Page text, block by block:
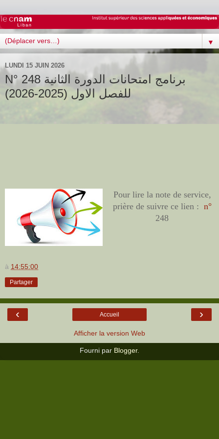
▼
LUNDI 15 JUIN 2026
N° 248 برنامج امتحانات الدورة الثانية
للفصل الاول (2025-2026)
Pour lire la note de service,
prière de suivre ce lien : n°
248
à 14:55:00
Partager
‹ ›
Accueil
Afficher la version Web
Fourni par Blogger.